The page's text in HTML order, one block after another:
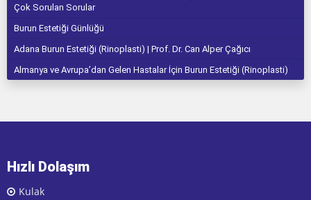
Çok Sorulan Sorular
Burun Estetiği Günlüğü
Adana Burun Estetiği (Rinoplasti) | Prof. Dr. Can Alper Çağıcı
Almanya ve Avrupa’dan Gelen Hastalar İçin Burun Estetiği (Rinoplasti)
Hızlı Dolaşım
Kulak